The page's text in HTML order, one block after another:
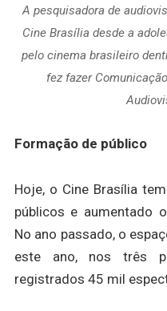
A pesquisadora de
Cine Brasília desde a
pelo cinema brasileiro
fez fazer
Formação de público
Hoje, o Cine Brasília
públicos e aumentado
No ano passado, o
este ano, nos três
registrados 45 mil